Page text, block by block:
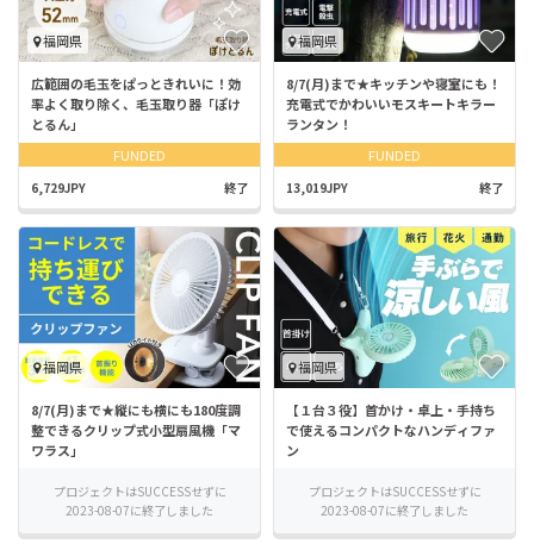
福岡県
広範囲の毛玉をぱっときれいに！効
率よく取り除く、毛玉取り器「ぽけ
とるん」
FUNDED
6,729JPY 終了
福岡県
8/7(月)まで★キッチンや寝室にも！
充電式でかわいいモスキートキラー
ランタン！
FUNDED
13,019JPY 終了
福岡県
8/7(月)まで★縦にも横にも180度調
整できるクリップ式小型扇風機「マ
ワラス」
プロジェクトはSUCCESSせずに
2023-08-07に終了しました
福岡県
【１台３役】首かけ・卓上・手持ち
で使えるコンパクトなハンディファ
ン
プロジェクトはSUCCESSせずに
2023-08-07に終了しました